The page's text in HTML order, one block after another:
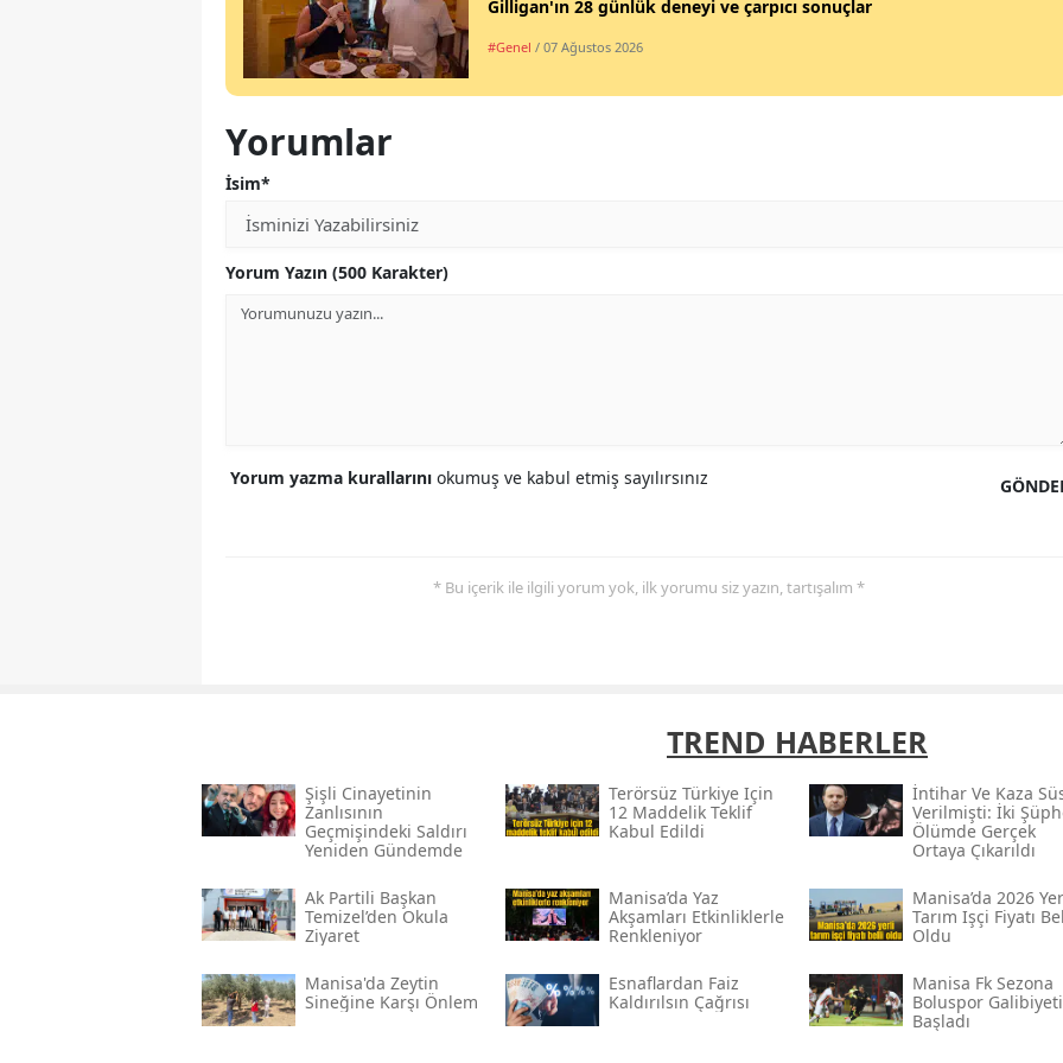
Gilligan'ın 28 günlük deneyi ve çarpıcı sonuçlar
#Genel / 07 Ağustos 2026
Yorumlar
İsim*
Yorum Yazın (500 Karakter)
Yorum yazma kurallarını okumuş ve kabul etmiş sayılırsınız
* Bu içerik ile ilgili yorum yok, ilk yorumu siz yazın, tartışalım *
TREND HABERLER
Şişli Cinayetinin
Zanlısının
Geçmişindeki Saldırı
Yeniden Gündemde
Terörsüz Türkiye Için
12 Maddelik Teklif
Kabul Edildi
İntihar Ve Kaza
Verilmişti: İki
Ölümde Gerçek
Ortaya Çıkarıldı
Ak Partili Başkan
Temizel’den Okula
Ziyaret
Manisa’da Yaz
Akşamları Etkinliklerle
Renkleniyor
Manisa’da 2026
Tarım Işçi Fiyatı
Oldu
Manisa'da Zeytin
Sineğine Karşı Önlem
Esnaflardan Faiz
Kaldırılsın Çağrısı
Manisa Fk Sezona
Boluspor
Başladı